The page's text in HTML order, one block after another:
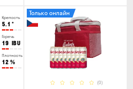
Крепость
5.1 °
Горечь
19 IBU
Плотность
12 %
(0)
Только онлайн